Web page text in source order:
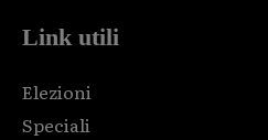
Link utili
Elezioni
Speciali